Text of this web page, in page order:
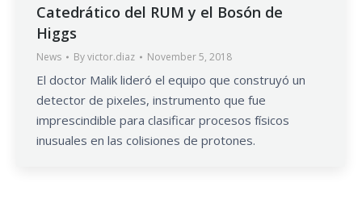
Catedrático del RUM y el Bosón de
Higgs
News Byvictor.diaz November 5, 2018
El doctor Malik lideró el equipo que construyó un
detector de pixeles, instrumento que fue
imprescindible para clasificar procesos físicos
inusuales en las colisiones de protones.